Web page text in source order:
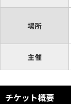
場所
主催
チケット概要